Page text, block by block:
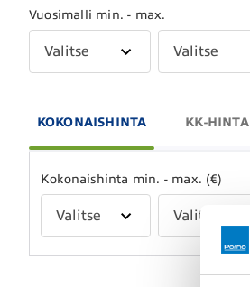
Vuosimalli min. - max.
Valitse Valitse
KOKONAISHINTA KK-HINTA
Kokonaishinta min. - max. (€)
Valitse Valitse